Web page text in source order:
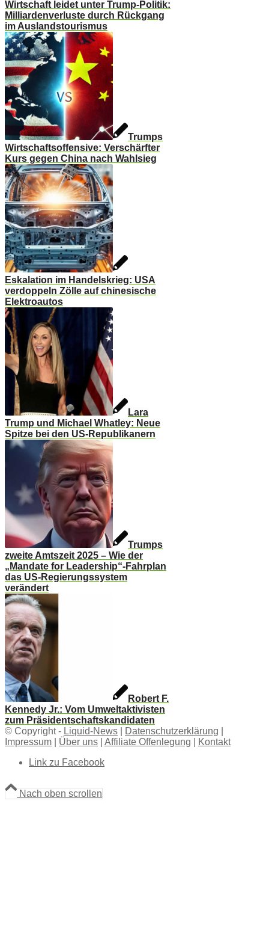
Wirtschaft leidet unter Trump-Politik:
Milliardenverluste durch Rückgang
im Auslandstourismus
Trumps
Wirtschaftsoffensive: Verschärfter
Kurs gegen China nach Wahlsieg
Eskalation im Handelskrieg: USA
verdoppeln Zölle auf chinesische
Elektroautos
Lara
Trump und Michael Whatley: Neue
Spitze bei den US-Republikanern
Trumps
zweite Amtszeit 2025 – Wie der
„Mandate for Leadership“-Fahrplan
das US-Regierungssystem
verändert
Robert F.
Kennedy Jr.: Vom Umweltaktivisten
zum Präsidentschaftskandidaten
© Copyright - Liquid-News Datenschutzerklärung
Impressum
Über uns Affiliate Offenlegung
Kontakt
Link zu Facebook
Nach oben scrollen